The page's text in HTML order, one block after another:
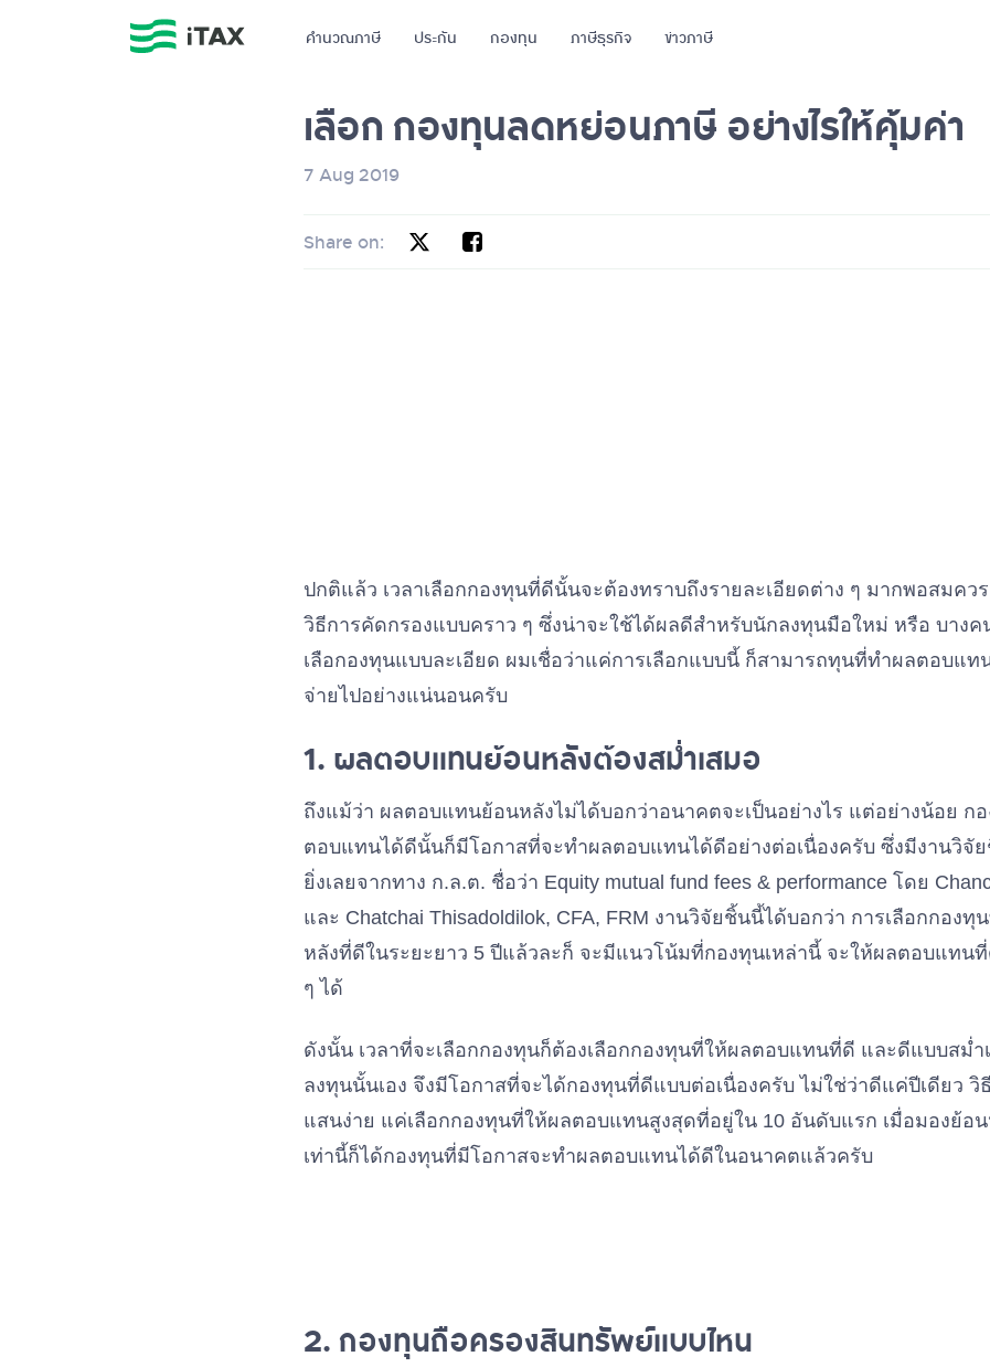
คำนวณภาษี ประกัน กองทุน ภาษีธุรกิจ ข่าวภาษี
เลือก กองทุนลดหย่อนภาษี อย่างไรให้คุ้มค่า
7 Aug 2019
Share on:
ปกติแล้ว เวลาเลือกกองทุนที่ดีนั้นจะต้องทราบถึงรายละเอียดต่าง ๆ มากพอสมคว
วิธีการคัดกรองแบบคราว ๆ ซึ่งน่าจะใช้ได้ผลดีสำหรับนักลงทุนมือใหม่ หรือ บางค
เลือกองทุนแบบละเอียด ผมเชื่อว่าแค่การเลือกแบบนี้ ก็สามารถทุนที่ทำผลตอบแท
จ่ายไปอย่างแน่นอนครับ
1. ผลตอบแทนย้อนหลังต้องสม่ำเสมอ
ถึงแม้ว่า ผลตอบแทนย้อนหลังไม่ได้บอกว่าอนาคตจะเป็นอย่างไร แต่อย่างน้อย ก
ตอบแทนได้ดีนั้นก็มีโอกาสที่จะทำผลตอบแทนได้ดีอย่างต่อเนื่องครับ ซึ่งมีงานวิจั
ยิ่งเลยจากทาง ก.ล.ต. ชื่อว่า Equity mutual fund fees & performance โดย
และ Chatchai Thisadoldilok, CFA, FRM งานวิจัยชิ้นนี้ได้บอกว่า การเลือกกอง
หลังที่ดีในระยะยาว 5 ปีแล้วละก็ จะมีแนวโน้มที่กองทุนเหล่านี้ จะให้ผลตอบแทนที่
ๆ ได้
ดังนั้น เวลาที่จะเลือกกองทุนก็ต้องเลือกกองทุนที่ให้ผลตอบแทนที่ดี และดีแบบสม่ำ
ลงทุนนั้นเอง จึงมีโอกาสที่จะได้กองทุนที่ดีแบบต่อเนื่องครับ ไม่ใช่ว่าดีแค่ปีเดียว วิ
แสนง่าย แค่เลือกกองทุนที่ให้ผลตอบแทนสูงสุดที่อยู่ใน 10 อันดับแรก เมื่อมองย้อน
เท่านี้ก็ได้กองทุนที่มีโอกาสจะทำผลตอบแทนได้ดีในอนาคตแล้วครับ
2. กองทุนถือครองสินทรัพย์แบบไหน